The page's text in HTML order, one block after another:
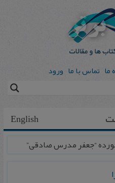
ما تماس با ما ورود
English
“جعفر مدرس صادقی”